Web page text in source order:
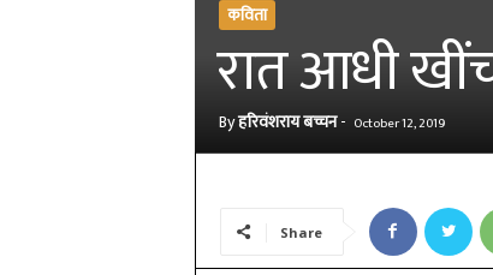
कविता
रात आधी
Byहरिवंशराय बच्चन- October 12, 2019
Share